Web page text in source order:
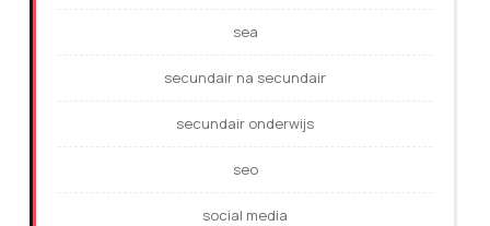
sea
secundair na secundair
secundair onderwijs
seo
social media